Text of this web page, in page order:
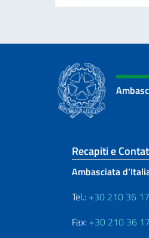
Recapiti e
Ambasciata
Tel.: +30 210 36
Fax: +30 210 36